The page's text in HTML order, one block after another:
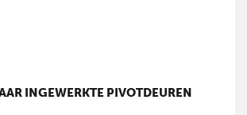
INGEWERKTE PIVOTDEUREN